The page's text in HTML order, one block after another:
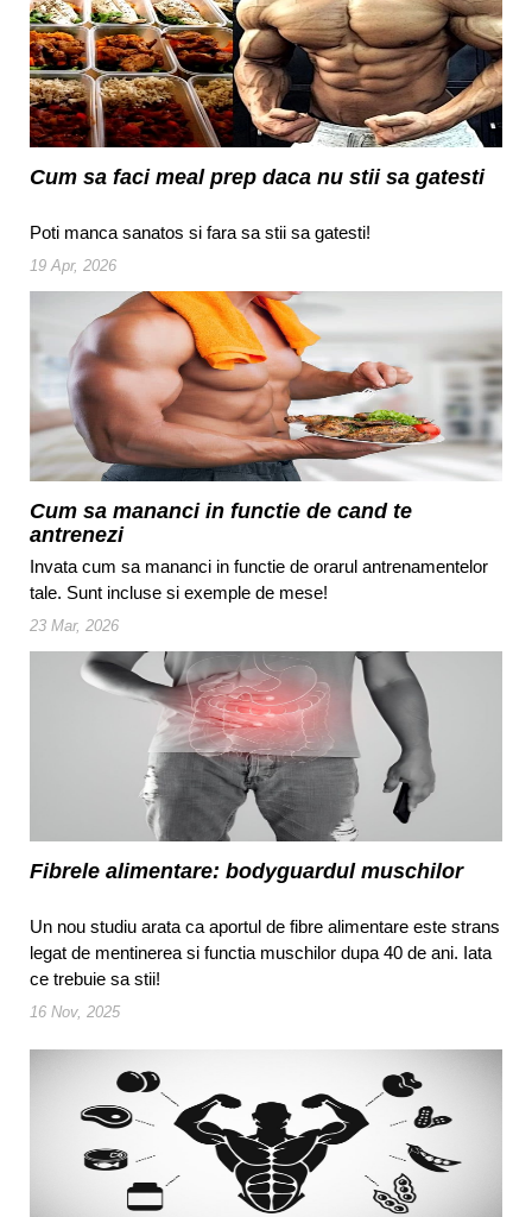
Cum sa faci meal prep daca nu stii sa gatesti
Poti manca sanatos si fara sa stii sa gatesti!
19 Apr, 2026
Cum sa mananci in functie de cand te
antrenezi
Invata cum sa mananci in functie de orarul antrenamentelor
tale. Sunt incluse si exemple de mese!
23 Mar, 2026
Fibrele alimentare: bodyguardul muschilor
Un nou studiu arata ca aportul de fibre alimentare este strans
legat de mentinerea si functia muschilor dupa 40 de ani. Iata
ce trebuie sa stii!
16 Nov, 2025